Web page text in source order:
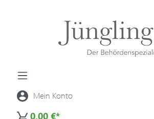
Mein Konto
0,00 €*